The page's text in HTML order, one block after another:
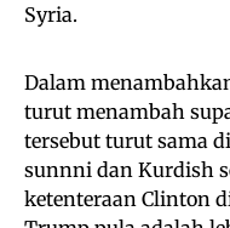
Syria.
Dalam
turut menambah
tersebut turut sama
sunnni dan Kurdish
ketenteraan Clinton